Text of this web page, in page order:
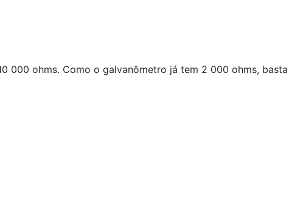
000 ohms. Como o galvanômetro já tem 2 000 ohms, basta